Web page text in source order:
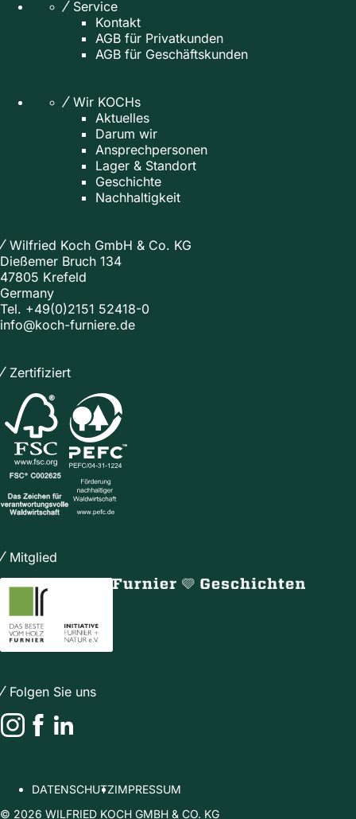
Service
Kontakt
AGB für Privatkunden
AGB für Geschäftskunden
Wir KOCHs
Aktuelles
Darum wir
Ansprechpersonen
Lager & Standort
Geschichte
Nachhaltigkeit
Wilfried Koch GmbH & Co. KG
Dießemer Bruch 134
47805 Krefeld
Germany
Tel. +49(0)2151 52418-0
info@koch-furniere.de
Zertifiziert
Mitglied
Folgen Sie uns
DATENSCHUTZIMPRESSUM
© 2026 WILFRIED KOCH GMBH & CO. KG